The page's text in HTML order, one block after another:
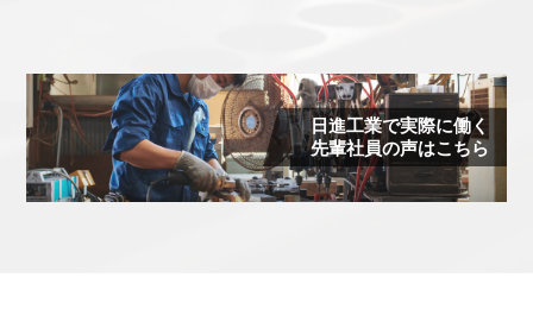
日進工業で実際に働く
先輩社員の声はこちら